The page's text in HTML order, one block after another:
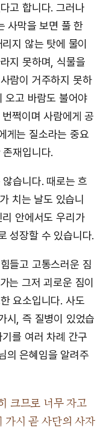
고 합니다. 그러나
사막을 보면 풀 한
지 않는 탓에 물이
지 못하며, 식물을
람이 거주하지 못하
오고 바람도 불어야
쩍이며 사람에게 공
게는 질소라는 중요
재입니다.
습니다. 때로는 흐
치는 날도 있습니
안에서도 우리가
성장할 수 있습니다.
들고 고통스러운 짐
는 그저 괴로운 짐이
요소입니다. 사도
시, 즉 질병이 있었습
를 여러 차례 간구
의 은혜임을 알려주
크므로 너무 자고
가시 곧 사단의 사자